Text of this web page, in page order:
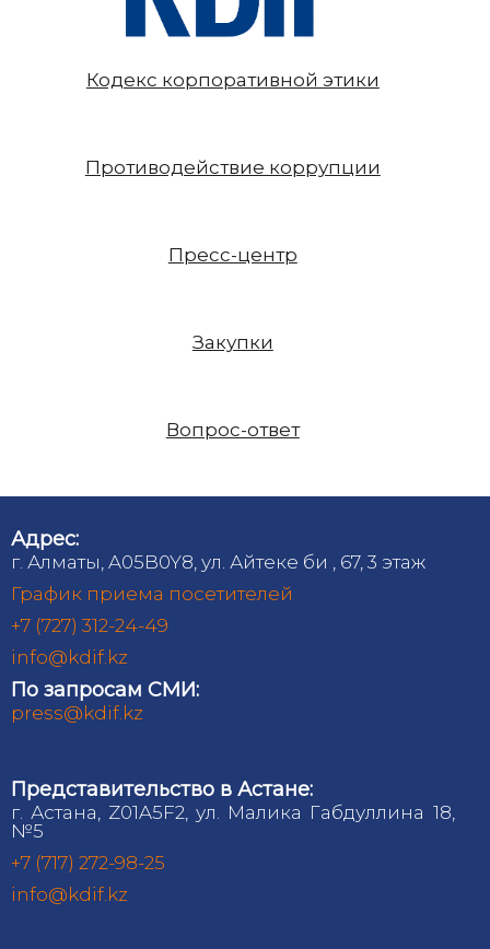
Кодекс корпоративной этики
Противодействие коррупции
Пресс-центр
Закупки
Вопрос-ответ
Адрес:
г. Алматы, A05B0Y8, ул. Айтеке би , 67, 3 этаж
График приема посетителей
+7 (727) 312-24-49
info@kdif.kz
По запросам СМИ:
press@kdif.kz
Представительство в Астане:
г. Астана, Z01A5F2, ул. Малика Габдуллина 18,
№5
+7 (717) 272-98-25
info@kdif.kz